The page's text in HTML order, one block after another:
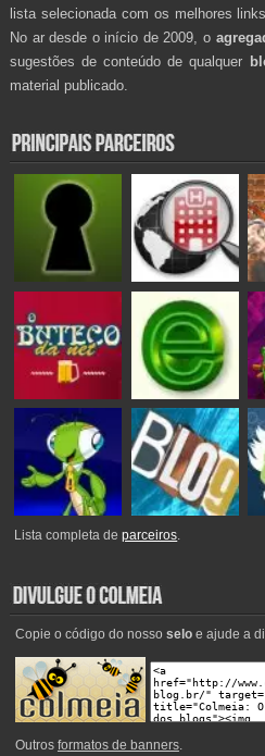
lista selecionada com os melhores
No ar desde o início de 2009, o
sugestões de conteúdo de qualquer
material publicado.
Lista completa deparceiros.
Copie o código do nosso seloe ajude a
Outros formatos de banners.